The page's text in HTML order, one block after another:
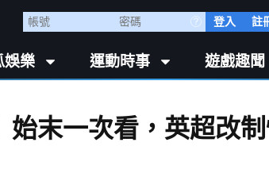
登入 註
娛樂 運動時事 遊戲趣聞
末一次看，英超改